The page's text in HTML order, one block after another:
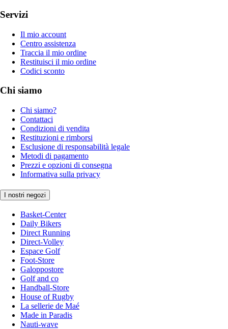
Servizi
Il mio account
Centro assistenza
Traccia il mio ordine
Restituisci il mio ordine
Codici sconto
Chi siamo
Chi siamo?
Contattaci
Condizioni di vendita
Restituzioni e rimborsi
Esclusione di responsabilità legale
Metodi di pagamento
Prezzi e opzioni di consegna
Informativa sulla privacy
I nostri negozi
Basket-Center
Daily Bikers
Direct Running
Direct-Volley
Espace Golf
Foot-Store
Galoppostore
Golf and co
Handball-Store
House of Rugby
La sellerie de Maé
Made in Paradis
Nauti-wave